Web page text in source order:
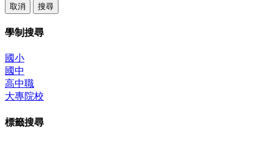
取消 搜尋
學制搜尋
國小
國中
高中職
大專院校
標籤搜尋